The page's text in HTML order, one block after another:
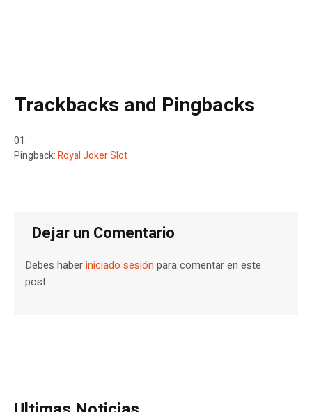
Trackbacks and Pingbacks
Pingback:Royal Joker Slot
Dejar un Comentario
Debes haberiniciado sesión para comentar en este
post.